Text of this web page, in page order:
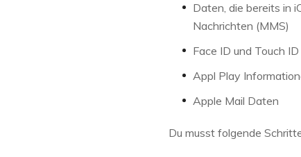
Daten, die bereits in
Nachrichten (MMS)
Face ID und Touch
Appl Play
Apple Mail Daten
Du musst folgende